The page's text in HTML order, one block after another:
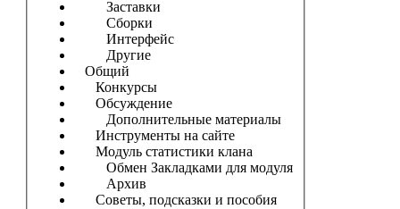
Заставки
Сборки
Интерфейс
Другие
Общий
Конкурсы
Обсуждение
Дополнительные материалы
Инструменты на сайте
Модуль статистики клана
Обмен Закладками для модуля
Архив
Советы, подсказки и пособия